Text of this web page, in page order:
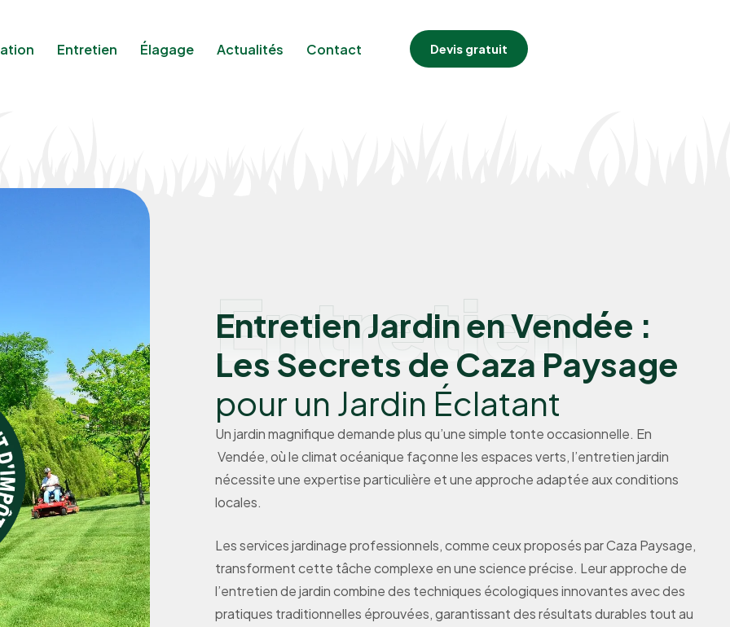
Entretien Élagage Actualités Contact Devis gratuit
Entretien
Entretien Jardin en Vendée :
Les Secrets de Caza Paysage
pour un Jardin Éclatant
Un jardin magnifique demande plus qu’une simple tonte occasionnelle. En
Vendée, où le climat océanique façonne les espaces verts, l’entretien jardin
nécessite une expertise particulière et une approche adaptée aux conditions
locales.
Les services jardinage professionnels, comme ceux proposés par Caza Paysage,
transforment cette tâche complexe en une science précise. Leur approche de
l’entretien de jardin combine des techniques écologiques innovantes avec des
pratiques traditionnelles éprouvées, garantissant des résultats durables tout au